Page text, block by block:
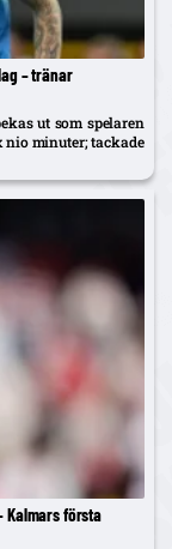
– tränar
ut som spelaren
nio minuter; tackade
Kalmars första